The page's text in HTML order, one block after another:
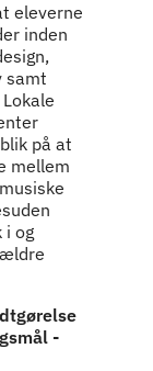
eleverne
inden
samt
på at
mellem
i og
-